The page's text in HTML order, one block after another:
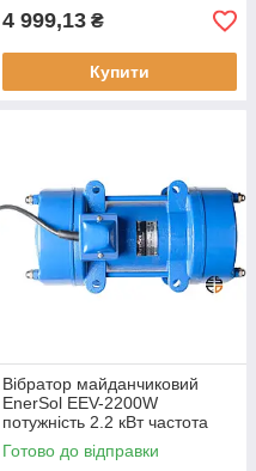
4 999,13 ₴
Купити
Вібратор майданчиковий
EnerSol EEV-2200W
потужність 2.2 кВт частота
вібрацій 2840 віб/хв. вага
28.8 кг
Готово до відправки